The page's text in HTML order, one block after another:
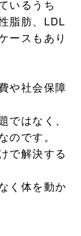
いるうち
脂肪、LDL
ースもあり
や社会保障
はなく、
のです。
で解決する
く体を動か